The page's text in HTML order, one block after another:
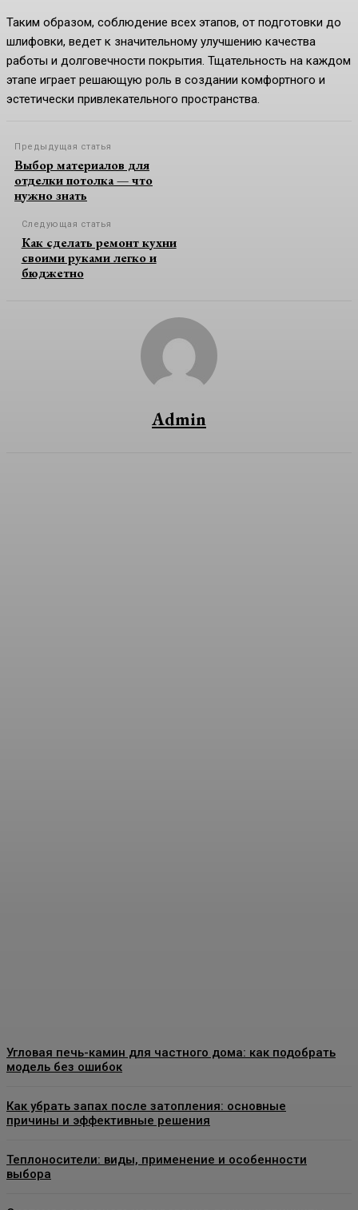
Таким образом, соблюдение всех этапов, от подготовки до
шлифовки, ведет к значительному улучшению качества
работы и долговечности покрытия. Тщательность на каждом
этапе играет решающую роль в создании комфортного и
эстетически привлекательного пространства.
Предыдущая статья
Выбор материалов для
отделки потолка — что
нужно знать
Следующая статья
Как сделать ремонт кухни
своими руками легко и
бюджетно
Admin
Угловая печь-камин для частного дома: как подобрать
модель без ошибок
Как убрать запах после затопления: основные
причины и эффективные решения
Теплоносители: виды, применение и особенности
выбора